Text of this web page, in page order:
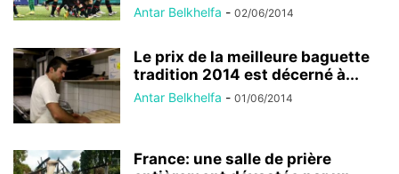
Antar Belkhelfa - 02/06/2014
Le prix de la meilleure baguette
tradition 2014 est décerné à...
Antar Belkhelfa - 01/06/2014
France: une salle de prière